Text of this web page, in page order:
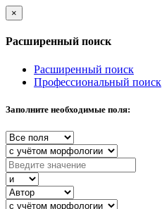
×
Расширенный поиск
Расширенный поиск
Профессиональный поиск
Заполните необходимые поля: